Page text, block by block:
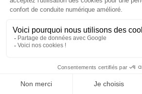
d'aspiration BMW
Pompe à carburant BMW
Pompe diesel BMW
Bobines d'allumage BMW